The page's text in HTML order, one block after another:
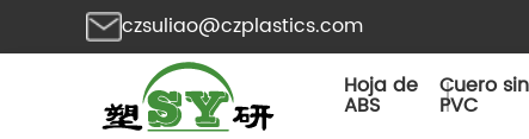
czsuliao@czplastics.com
Hoja de
ABS
Cuero
PVC